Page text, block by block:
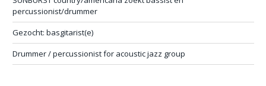
percussionist/drummer
Gezocht: basgitarist(e)
Drummer / percussionist for acoustic jazz group